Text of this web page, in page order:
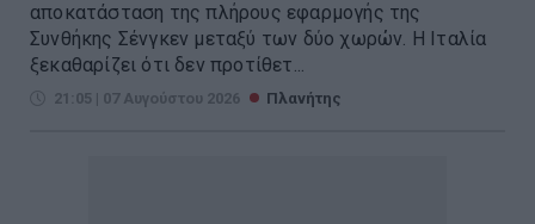
αποκατάσταση της πλήρους εφαρμογής της
Συνθήκης Σένγκεν μεταξύ των δύο χωρών. Η Ιταλία
ξεκαθαρίζει ότι δεν προτίθετ...
21:05 | 07 Αυγούστου 2026 Πλανήτης